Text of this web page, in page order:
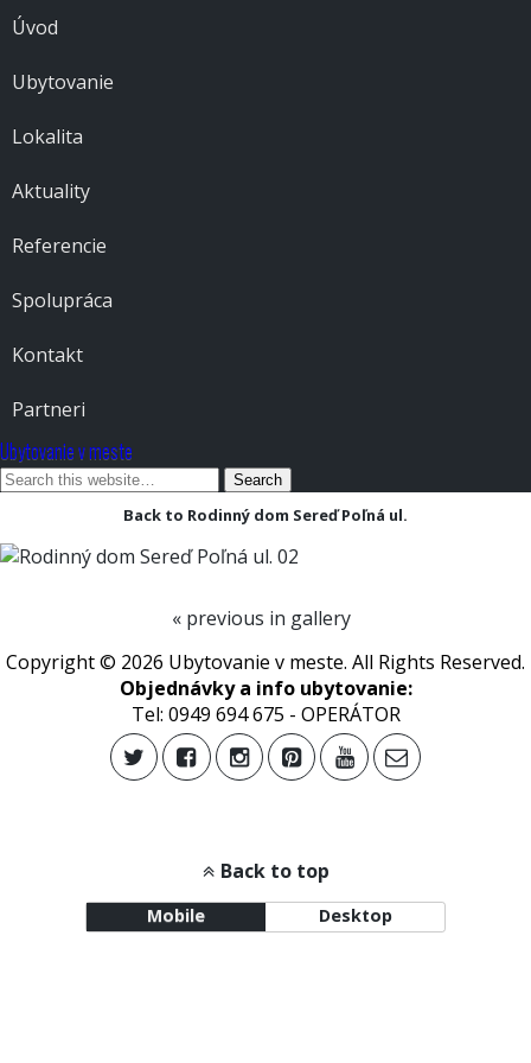
Úvod
Ubytovanie
Lokalita
Aktuality
Referencie
Spolupráca
Kontakt
Partneri
Ubytovanie v meste
Back to Rodinný dom Sereď Poľná ul.
« previous in gallery
Copyright © 2026 Ubytovanie v meste. All Rights Reserved.
Objednávky a info ubytovanie:
Tel: 0949 694 675 - OPERÁTOR
Back to top
Mobile Desktop